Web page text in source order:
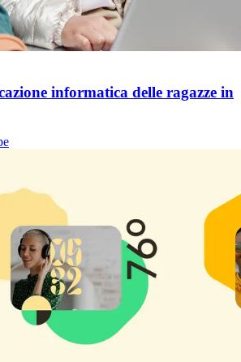
informatica delle ragazze in